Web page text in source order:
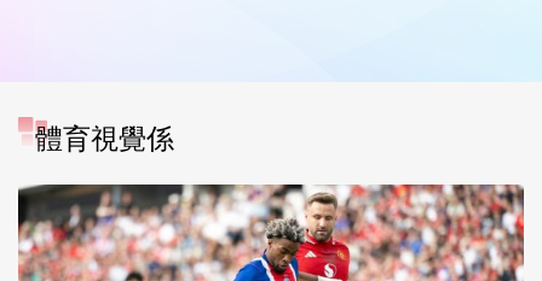
體育視覺係